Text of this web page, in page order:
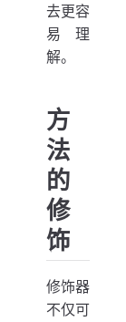
去更容
易理
解。
方
法
的
修
饰
修饰器
不仅可